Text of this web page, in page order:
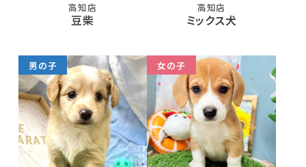
高知店
豆柴
高知店
ミックス犬
男の子 女の子